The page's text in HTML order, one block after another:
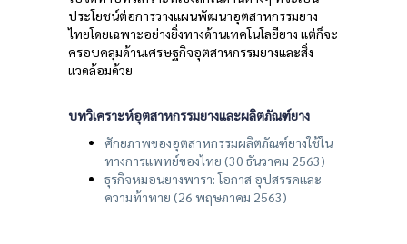
ประโยชน์ต่อการวางแผนพัฒนาอุตสาหกรรมยาง
ไทยโดยเฉพาะอย่างยิ่งทางด้านเทคโนโลยียาง แต่ก็จะ
ครอบคลุมด้านเศรษฐกิจอุตสาหกรรมยางและสิ่ง
แวดล้อมด้วย
บทวิเคราะห์อุตสาหกรรมยางและผลิตภัณฑ์ยาง
ศักยภาพของอุตสาหกรรมผลิตภัณฑ์ยางใช้ใน
ทางการแพทย์ของไทย (30 ธันวาคม 2563)
ธุรกิจหมอนยางพารา: โอกาส อุปสรรคและ
ความท้าทาย (26 พฤษภาคม 2563)